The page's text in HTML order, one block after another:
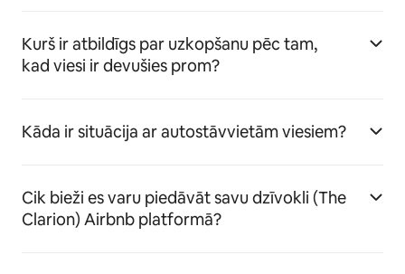
Kurš ir atbildīgs par uzkopšanu pēc tam,
kad viesi ir devušies prom?
Kāda ir situācija ar autostāvvietām viesiem?
Cik bieži es varu piedāvāt savu dzīvokli (The
Clarion) Airbnb platformā?